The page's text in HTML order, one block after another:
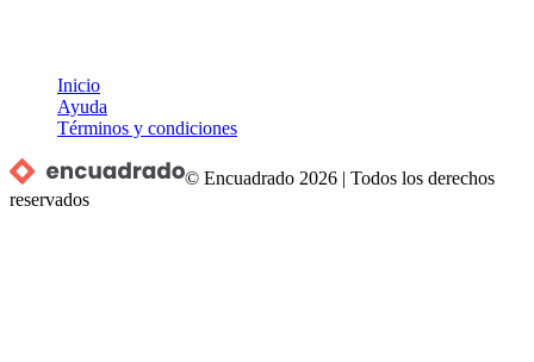
Inicio
Ayuda
Términos y condiciones
© Encuadrado 2026 |Todos los derechos
reservados